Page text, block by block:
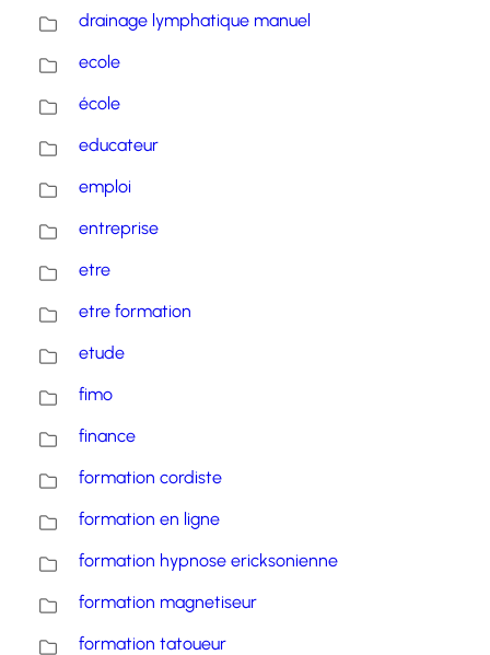
drainage lymphatique manuel
ecole
école
educateur
emploi
entreprise
etre
etre formation
etude
fimo
finance
formation cordiste
formation en ligne
formation hypnose ericksonienne
formation magnetiseur
formation tatoueur